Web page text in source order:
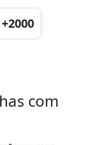
+2000
com